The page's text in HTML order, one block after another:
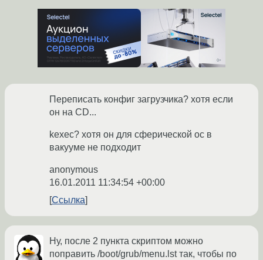
Переписать конфиг загрузчика? хотя если
он на CD...
kexec? хотя он для сферической ос в
вакууме не подходит
anonymous
16.01.2011 11:34:54 +00:00
Ссылка
Ну, после 2 пункта скриптом можно
поправить /boot/grub/menu.lst так, чтобы по